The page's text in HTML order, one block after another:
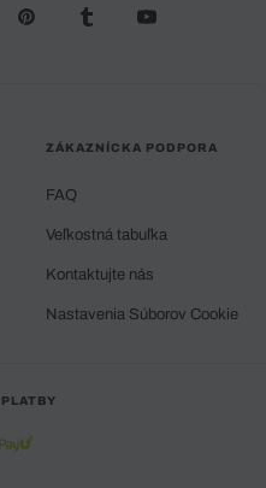
ZÁKAZNÍCKA PODPORA
FAQ
Veľkostná tabuľka
Kontaktujte nás
Nastavenia Súborov Cookie